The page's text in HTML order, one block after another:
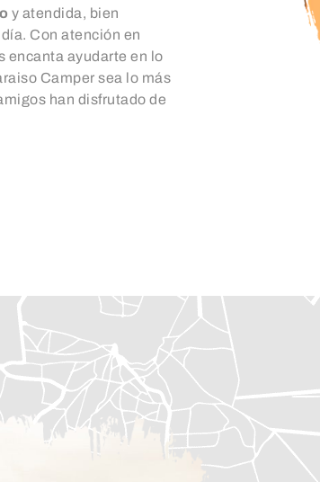
y atendida, bien
Con atención en
encanta ayudarte en lo
Camper sea lo más
han disfrutado de